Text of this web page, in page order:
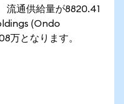
流通供給量が8820.41
(Ondo
万となります。